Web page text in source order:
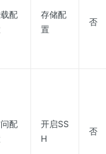
配
存储配
置
否
配
开启SS
H
否